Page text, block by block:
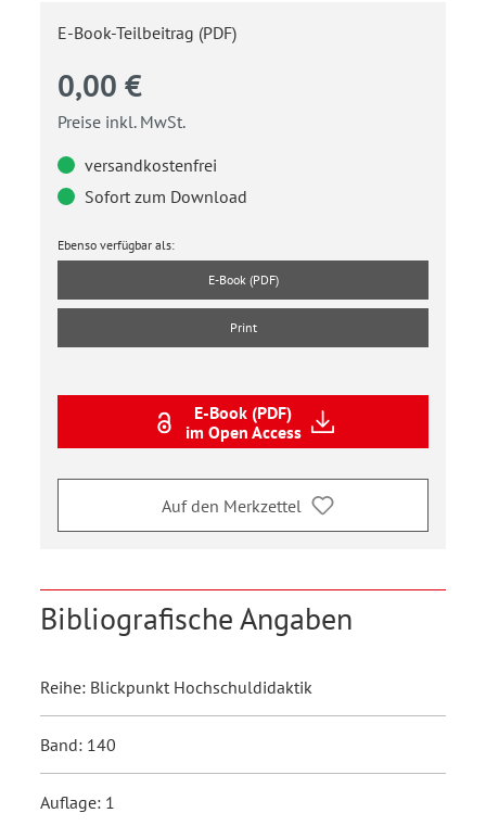
E-Book-Teilbeitrag (PDF)
0,00 €
Preise inkl. MwSt.
versandkostenfrei
Sofort zum Download
Ebenso verfügbar als:
E-Book (PDF)
Print
E-Book (PDF)
im Open Access
Auf den Merkzettel
Bibliografische Angaben
Reihe: Blickpunkt Hochschuldidaktik
Band: 140
Auflage: 1